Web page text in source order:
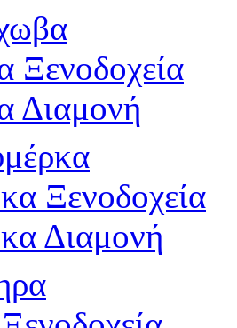
Ξενοδοχεία
Διαμονή
Ξενοδοχεία
Διαμονή